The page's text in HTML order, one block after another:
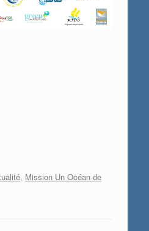
, Mission Un Océan de